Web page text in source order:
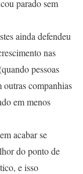
parado sem
ainda defendeu
nas
pessoas
outras companhias
em menos
acabar se
do ponto de
e isso